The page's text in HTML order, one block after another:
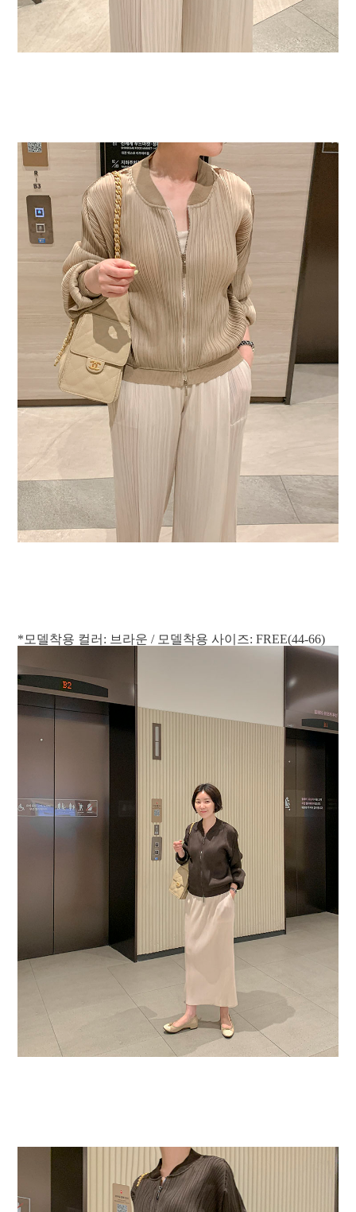
*모델착용 컬러: 브라운 / 모델착용 사이즈: FREE(44-66)